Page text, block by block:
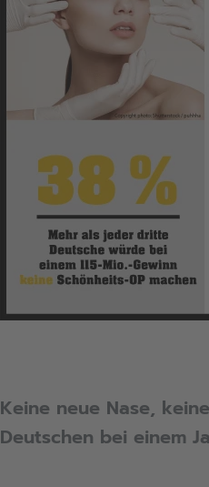
Keine neue Nase,
Deutschen bei einem